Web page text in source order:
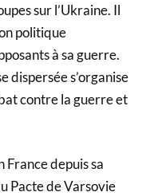
sur l’Ukraine. Il
politique
à sa guerre.
dispersée s’organise
contre la guerre et
depuis sa
Pacte de Varsovie